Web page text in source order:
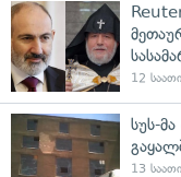
12
სუს-
13